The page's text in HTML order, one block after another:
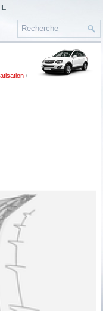
/